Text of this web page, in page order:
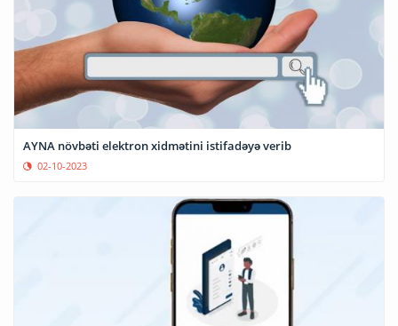
AYNA növbəti elektron xidmətini istifadəyə verib
02-10-2023